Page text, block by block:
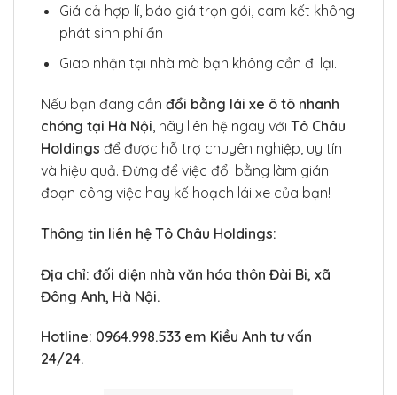
Giá cả hợp lí, báo giá trọn gói, cam kết không
phát sinh phí ẩn
Giao nhận tại nhà mà bạn không cần đi lại.
Nếu bạn đang cần đổi bằng lái xe ô tô nhanh
chóng tại Hà Nội, hãy liên hệ ngay với Tô Châu
Holdings để được hỗ trợ chuyên nghiệp, uy tín
và hiệu quả. Đừng để việc đổi bằng làm gián
đoạn công việc hay kế hoạch lái xe của bạn!
Thông tin liên hệ Tô Châu Holdings:
Địa chỉ: đối diện nhà văn hóa thôn Đài Bi, xã
Đông Anh, Hà Nội.
Hotline: 0964.998.533 em Kiều Anh tư vấn
24/24.